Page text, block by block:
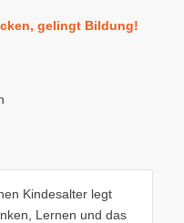
gelingt Bildung!
Kindesalter legt
Lernen und das